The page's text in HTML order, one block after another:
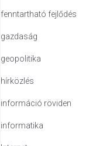
fenntartható fejlődés
gazdaság
geopolitika
hírközlés
információ röviden
informatika